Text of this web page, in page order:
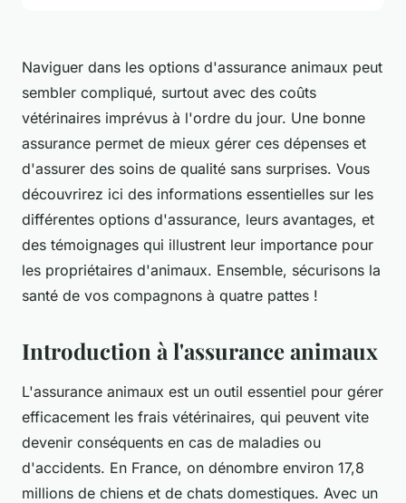
Naviguer dans les options d'assurance animaux peut
sembler compliqué, surtout avec des coûts
vétérinaires imprévus à l'ordre du jour. Une bonne
assurance permet de mieux gérer ces dépenses et
d'assurer des soins de qualité sans surprises. Vous
découvrirez ici des informations essentielles sur les
différentes options d'assurance, leurs avantages, et
des témoignages qui illustrent leur importance pour
les propriétaires d'animaux. Ensemble, sécurisons la
santé de vos compagnons à quatre pattes !
Introduction à l'assurance animaux
L'assurance animaux est un outil essentiel pour gérer
efficacement les frais vétérinaires, qui peuvent vite
devenir conséquents en cas de maladies ou
d'accidents. En France, on dénombre environ 17,8
millions de chiens et de chats domestiques. Avec un